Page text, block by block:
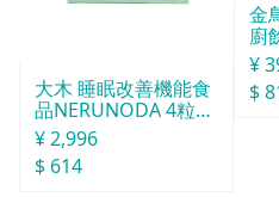
大木 睡眠改善機能食
品NERUNODA 4粒22
袋
¥ 2,996
$ 614
金
廚
30
¥
$